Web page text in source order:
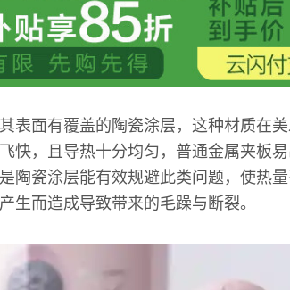
表面有覆盖的陶瓷涂层，这种材质在
快，且导热十分均匀，普通金属夹板
陶瓷涂层能有效规避此类问题，使热
生而造成导致带来的毛躁与断裂。